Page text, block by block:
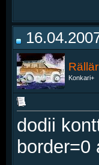
Konkari+
dodii
border=0